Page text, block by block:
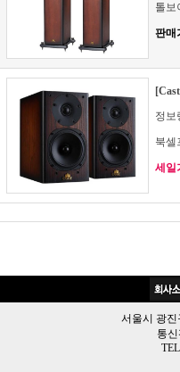
톨보
판매
정보
북셀
세일
서울시 광진
통